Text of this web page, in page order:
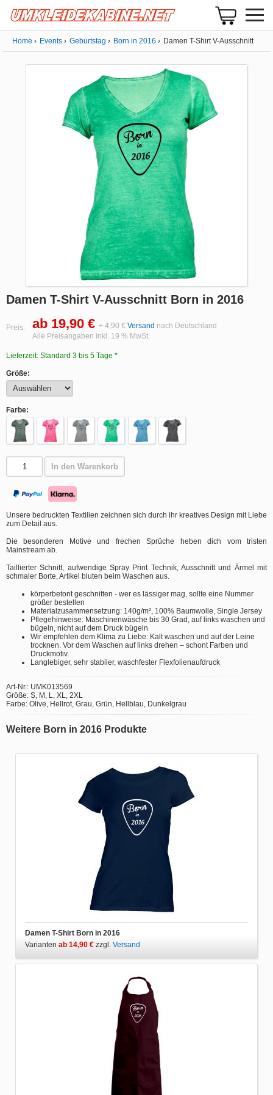
Home Events Geburtstag Born in 2016 Damen T-Shirt V-Ausschnitt
Damen T-Shirt V-Ausschnitt Born in 2016
Preis: ab 19,90 € + 4,90 € Versand nach Deutschland
Alle Preisangaben inkl. 19 % MwSt.
Lieferzeit: Standard 3 bis 5 Tage *
Größe:
Farbe:
In den Warenkorb
Unsere bedruckten Textilien zeichnen sich durch ihr kreatives Design mit Liebe
zum Detail aus.
Die besonderen Motive und frechen Sprüche heben dich vom tristen
Mainstream ab.
Taillierter Schnitt, aufwendige Spray Print Technik, Ausschnitt und Ärmel mit
schmaler Borte, Artikel bluten beim Waschen aus.
körperbetont geschnitten - wer es lässiger mag, sollte eine Nummer
größer bestellen
Materialzusammensetzung: 140g/m², 100% Baumwolle, Single Jersey
Pflegehinweise: Maschinenwäsche bis 30 Grad, auf links waschen und
bügeln, nicht auf dem Druck bügeln
Wir empfehlen dem Klima zu Liebe: Kalt waschen und auf der Leine
trocknen. Vor dem Waschen auf links drehen – schont Farben und
Druckmotiv.
Langlebiger, sehr stabiler, waschfester Flexfolienaufdruck
Art-Nr.: UMK013569
Größe: S, M, L, XL, 2XL
Farbe: Olive, Hellrot, Grau, Grün, Hellblau, Dunkelgrau
Weitere Born in 2016 Produkte
Damen T-Shirt Born in 2016
Varianten ab 14,90 € zzgl. Versand